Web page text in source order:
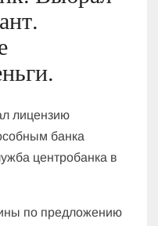
лицензию
банка
центробанка в
по предложению